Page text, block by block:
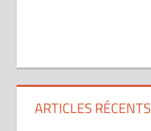
ARTICLES RÉCENTS